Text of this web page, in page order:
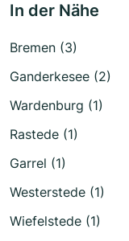
In der Nähe
Bremen (3)
Ganderkesee (2)
Wardenburg (1)
Rastede (1)
Garrel (1)
Westerstede (1)
Wiefelstede (1)